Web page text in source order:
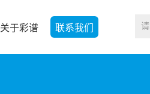
关于彩谱 联系我们